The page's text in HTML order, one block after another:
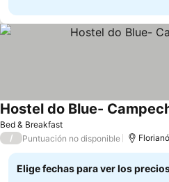
Bed & Breakfast
Hostel do Blue-
/ Puntuación no disponible
Elige fechas para ver los